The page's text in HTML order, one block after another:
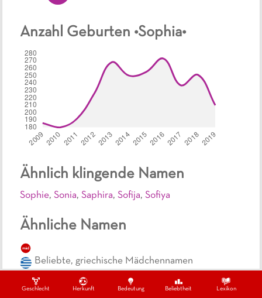
Geschlecht Herkunft Bedeutung Beliebtheit Lexikon
Ähnlich klingende Namen
Sophie, Sonia, Saphira, Sofija, Sofiya
Ähnliche Namen
mäd
Beliebte, griechische Mädchennamen
mäd
Anzahl Geburten •Sophia•